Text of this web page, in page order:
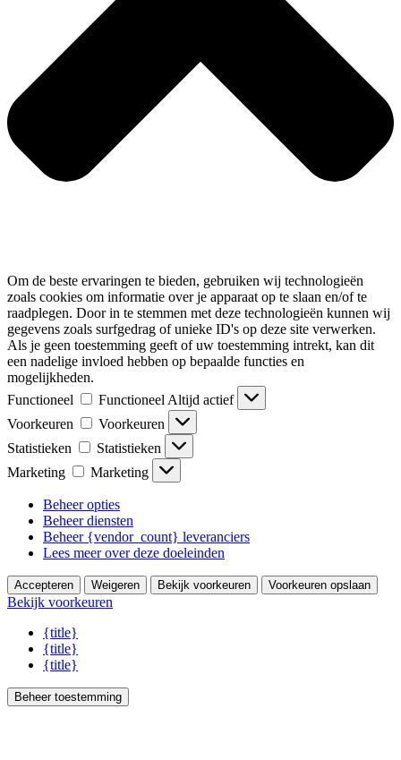
Om de beste ervaringen te bieden, gebruiken wij technologieën
zoals cookies om informatie over je apparaat op te slaan en/of te
raadplegen. Door in te stemmen met deze technologieën kunnen wij
gegevens zoals surfgedrag of unieke ID's op deze site verwerken.
Als je geen toestemming geeft of uw toestemming intrekt, kan dit
een nadelige invloed hebben op bepaalde functies en
mogelijkheden.
Functioneel
Functioneel Altijd actief
Voorkeuren
Voorkeuren
Statistieken
Statistieken
Marketing
Marketing
Beheer opties
Beheer diensten
Beheer {vendor_count} leveranciers
Lees meer over deze doeleinden
Accepteren Weigeren Bekijk voorkeuren Voorkeuren opslaan
Bekijk voorkeuren
{title}
{title}
{title}
Beheer toestemming